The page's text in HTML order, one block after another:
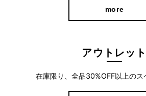
女性らしく着こなせる
more
アウトレット
在庫限り、全品30%OFF以上のス